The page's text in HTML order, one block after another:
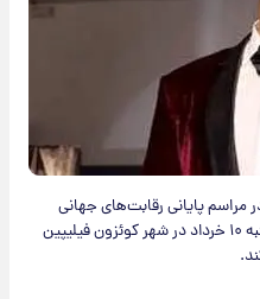
پایانی رقابت‌های جهانی
«Man of the World ۲۰۲۵» که شب شنبه ۱۰ خرداد در شهر کوئزون فیلیپین